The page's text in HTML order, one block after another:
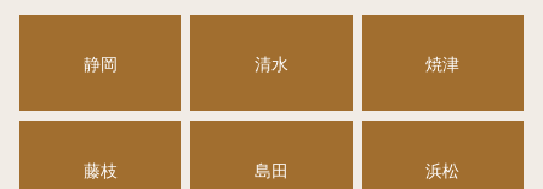
静岡 清水 焼津
藤枝 島田 浜松